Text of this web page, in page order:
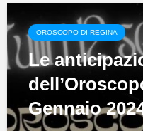
OROSCOPO DI REGINA
Le
Gennaio